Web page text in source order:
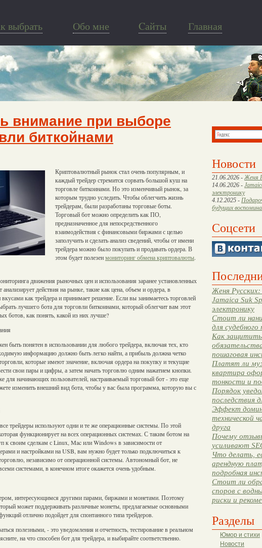
выбрать Обо мне Cайты Главная
Новости
21.06.2026 - Женя
14.06.2026 -
электронику
4.12.2025 -
будущих
Соцсети
Женя Русских:
Jamaica Suk
электронику
Стоит ли
для судебного
Как защитить
пошаговая
Платят ли
квартира
тонкости и
Порядок
последствия
Эффект
технической
друга
Почему
усиливают
Что делать,
арендную
подробная
Стоит ли
споров с
риски и
Разделы
Юмор и стихи
Новости
внимание при выборе
биткойнами
Криптовалютный рынок стал очень популярным, и
каждый трейдер стремится сорвать большой куш на
торговле биткоинами. Но это изменчивый рынок, за
которым трудно уследить. Чтобы облегчить жизнь
трейдерам, были разработаны торговые боты.
Торговый бот можно определить как ПО,
предназначенное для непосредственного
взаимодействия с финансовыми биржами с целью
заполучить и сделать анализ сведений, чтобы от имени
трейдера можно было покупать и продавать ордера. В
этом будет полезенмониторинг обмена криптовалюты.
движения рыночных цен и использования заранее установленных
действия на рынке, такие как цена, объем и ордера, в
как трейдера и принимает решение. Если вы занимаетесь торговлей
лучшего бота для торговли биткоинами, который облегчит вам этот
ботов, как понять, какой из них лучше?
быть понятен в использовании для любого трейдера, включая тех, кто
информацию должно быть легко найти, а прибыль должна четко
которые имеют значение, включая ордера на покупку и текущие
свои пары и цифры, а затем начать торговлю одним нажатием кнопки.
для начинающих пользователей, настраиваемый торговый бот - это еще
изменить внешний вид бота, чтобы у вас была программа, которую вы с
трейдеры используют одни и те же операционные системы. По этой
функционирует на всех операционных системах. С таким ботом на
к своим сделкам с Linux, Mac или Windows в зависимости от
и настройками на USB, вам нужно будет только подключиться к
независимо от операционной системы. Автономный бот, не
системами, в конечном итоге окажется очень удобным.
интересующимся другими парами, биржами и монетами. Поэтому
может поддерживать различные монеты, предлагаемые основными
отлично подойдет для спонтанного типа трейдеров.
полезными, - это уведомления и отчетность, тестирование в реальном
на что способен бот для трейдера, и выбирайте соответственно.